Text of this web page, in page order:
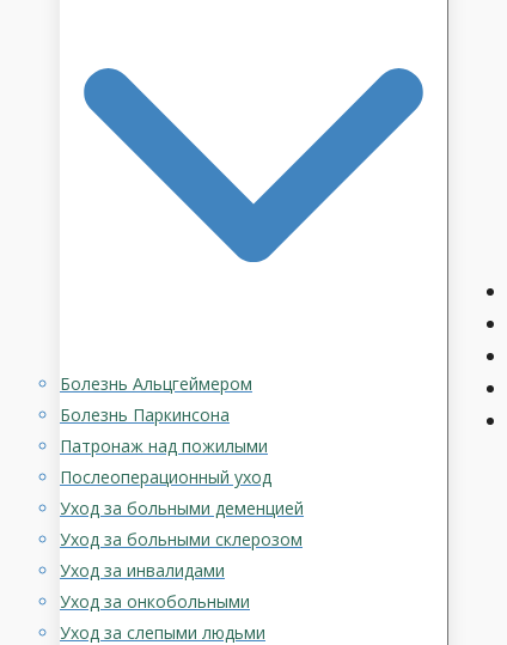
Болезнь Альцгеймером
Болезнь Паркинсона
Патронаж над пожилыми
Послеоперационный уход
Уход за больными деменцией
Уход за больными склерозом
Уход за инвалидами
Уход за онкобольными
Уход за слепыми людьми